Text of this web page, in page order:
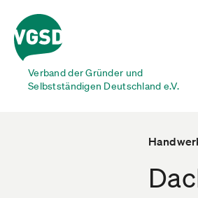
Verband der Gründer und
Selbstständigen Deutschland e.V.